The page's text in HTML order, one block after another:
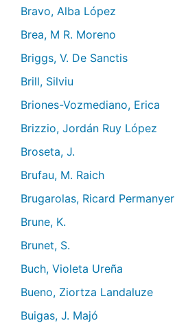
Bravo, Alba López
Brea, M R. Moreno
Briggs, V. De Sanctis
Brill, Silviu
Briones-Vozmediano, Erica
Brizzio, Jordán Ruy López
Broseta, J.
Brufau, M. Raich
Brugarolas, Ricard Permanyer
Brune, K.
Brunet, S.
Buch, Violeta Ureña
Bueno, Ziortza Landaluze
Buigas, J. Majó